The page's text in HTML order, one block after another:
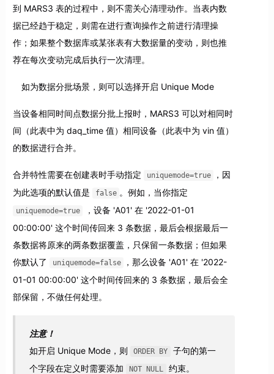
到 MARS3 表的过程中，则不需关心清理动作。当表内数
据已经趋于稳定，则需在进行查询操作之前进行清理操
作；如果整个数据库或某张表有大数据量的变动，则也推
荐在每次变动完成后执行一次清理。
如为数据分批场景，则可以选择开启 Unique Mode
当设备相同时间点数据分批上报时，MARS3 可以对相同时
间（此表中为 daq_time 值）相同设备（此表中为 vin 值）
的数据进行合并。
合并特性需要在创建表时手动指定 uniquemode=true
，因
为此选项的默认值是
false 。例如，当你指定
uniquemode=true
，设备 'A01' 在 '2022-01-01
00:00:00' 这个时间传回来 3 条数据，最后会根据最后一
条数据将原来的两条数据覆盖，只保留一条数据；但如果
你默认了
uniquemode=false
，那么设备 'A01' 在 '2022-
01-01 00:00:00' 这个时间传回来的 3 条数据，最后会全
部保留，不做任何处理。
注意！
如开启 Unique Mode，则
ORDER BY
子句的第一
个字段在定义时需要添加
NOT NULL
约束。